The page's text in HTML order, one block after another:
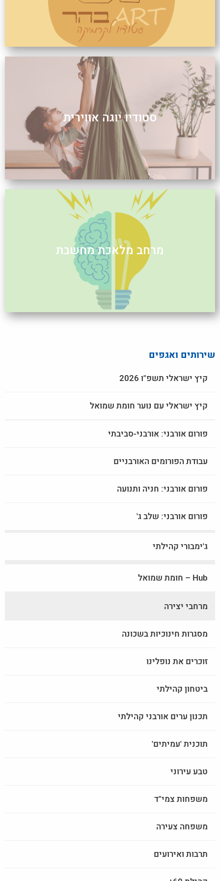
סטודיו יוגה אווירית
מרחב מלאכת מחשבת
שירותים ואגפים
קיץ ישראלי תשפ"ו 2026
קיץ ישראלי עם נוער חומת שמואל
פורום אורבני: אורבני-סביבתי
עבודת הפורומים האורבניים
פורום אורבני: חניה ותנועה
פורום אורבני: שלב ג'
ג'ימבורי קהילתי
Hub – חומת שמואל
מרחבי יצירה
מסגרות חינוכיות בשכונה
זוכרים את נופלינו
ביטחון קהילתי
תכנון ערים אורבני קהילתי
תוכנית 'עמיתים'
טבע עירוני
משפחות צמי"ד
משפחה צעירה
תרבות ואירועים